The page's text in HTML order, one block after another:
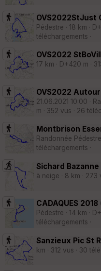
OVS2022StJust
Pédestre · 18 km ·
téléchargements ·
OVS2022
17 km · D+420 m ·
OVS2022
21.06.2021 10:00 ·
m · 352 vus · 26
Montbrison
Randonnée
téléchargements ·
Sichard Bazanne
à neige · 8 km · 273
CADAQUES 2018
Pédestre · 14 km ·
téléchargements ·
Sanzieux Pic St
km · 312 vus · 30